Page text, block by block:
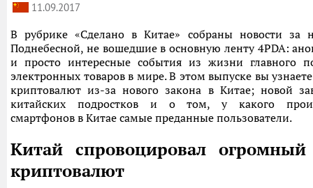
11.09.2017
В рубрике «Сделано в Китае» собраны новости за
Поднебесной, не вошедшие в основную ленту 4PDA:
и просто интересные события из жизни главного
электронных товаров в мире. В этом выпуске вы
криптовалют из-за нового закона в Китае; новой
китайских подростков и о том, у какого
смартфонов в Китае самые преданные пользователи.
Китай спровоцировал огромный
криптовалют